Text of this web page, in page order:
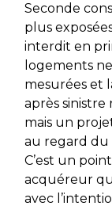
Seconde
plus
interdit en
logements
mesurées et
après sinistre
mais un
au regard du
C’est un
acquéreur
avec